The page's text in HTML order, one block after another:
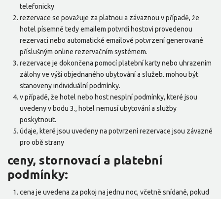
telefonicky
rezervace se považuje za platnou a závaznou v případě, že
hotel písemně tedy emailem potvrdí hostovi provedenou
rezervaci nebo automatické emailové potvrzení generované
příslušným online rezervačním systémem.
rezervace je dokončena pomocí platební karty nebo uhrazením
zálohy ve výši objednaného ubytování a služeb. mohou být
stanoveny individuální podmínky.
v případě, že hotel nebo host nesplní podmínky, které jsou
uvedeny v bodu 3., hotel nemusí ubytování a služby
poskytnout.
údaje, které jsou uvedeny na potvrzení rezervace jsou závazné
pro obě strany
ceny, stornovací a platební
podmínky:
cena je uvedena za pokoj na jednu noc, včetně snídaně, pokud